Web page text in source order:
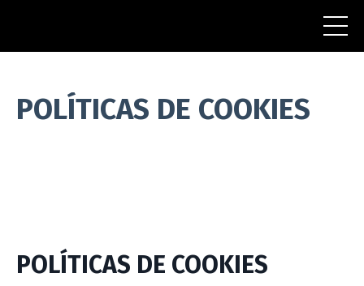
POLÍTICAS DE COOKIES
POLÍTICAS DE COOKIES